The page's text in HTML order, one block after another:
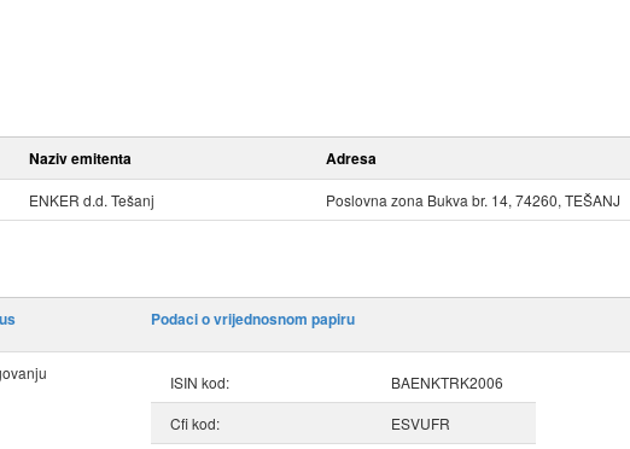
Naziv emitenta Adresa
ENKER d.d. Tešanj Poslovna zona Bukva br. 14, 74260, TEŠANJ
Podaci o vrijednosnom papiru
ISIN kod:
BAENKTRK2006
Cfi kod:
ESVUFR